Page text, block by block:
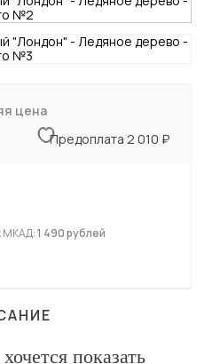
цена
Предоплата 2 010 ₽
МКАД:1 490 рублей
показать